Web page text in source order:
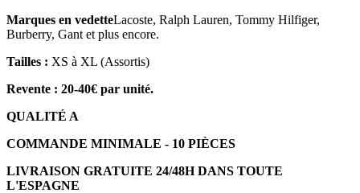
Marques en vedetteLacoste, Ralph Lauren, Tommy Hilfiger,
Burberry, Gant et plus encore.
Tailles : XS à XL (Assortis)
Revente : 20-40€ par unité.
QUALITÉ A
COMMANDE MINIMALE - 10 PIÈCES
LIVRAISON GRATUITE 24/48H DANS TOUTE
L'ESPAGNE